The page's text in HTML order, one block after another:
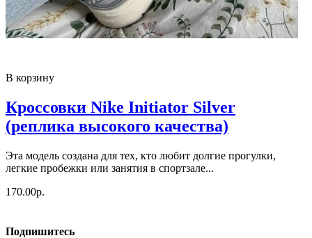
В корзину
Кроссовки Nike Initiator Silver
(реплика высокого качества)
Эта модель создана для тех, кто любит долгие прогулки,
легкие пробежки или занятия в спортзале...
170.00р.
Подпишитесь